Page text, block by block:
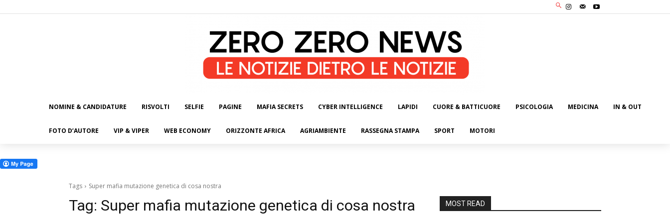
NOMINE & CANDIDATURE RISVOLTI SELFIE PAGINE MAFIA SECRETS CYBER INTELLIGENCE LAPIDI CUORE & BATTICUORE PSICOLOGIA MEDICINA IN & OUT
FOTO D’AUTORE VIP & VIPER WEB ECONOMY ORIZZONTE AFRICA AGRIAMBIENTE RASSEGNA STAMPA SPORT MOTORI
Tags Super mafia mutazione genetica di cosa nostra
Tag: Super mafia mutazione genetica di cosa nostra MOST READ